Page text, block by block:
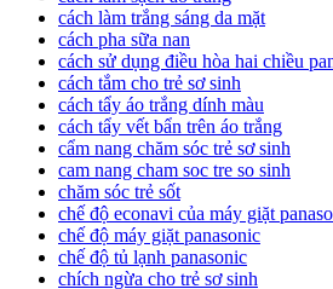
cách làm trắng sáng da mặt
cách pha sữa nan
cách sử dụng điều hòa hai chiều
cách tắm cho trẻ sơ sinh
cách tẩy áo trắng dính màu
cách tẩy vết bẩn trên áo trắng
cẩm nang chăm sóc trẻ sơ sinh
cam nang cham soc tre so sinh
chăm sóc trẻ sốt
chế độ econavi của máy giặt
chế độ máy giặt panasonic
chế độ tủ lạnh panasonic
chích ngừa cho trẻ sơ sinh